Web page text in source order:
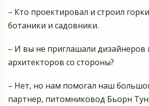
– Кто проектировал и строил
ботаники и садовники.
– И вы не приглашали дизайнеров
архитекторов со стороны?
– Нет, но нам помогал наш
партнер, питомниковод Бьорн Тун.